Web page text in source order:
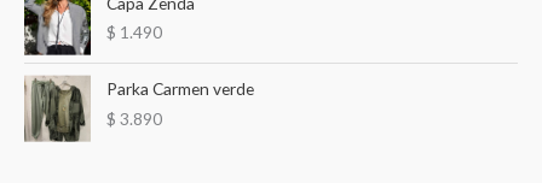
$ 1.490
Parka Carmen verde
$ 3.890